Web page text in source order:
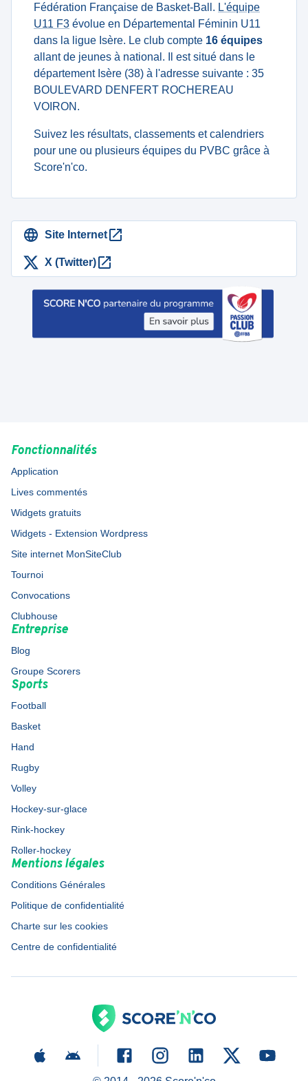
Fédération Française de Basket-Ball. L'équipe
U11 F3 évolue en Départemental Féminin U11
dans la ligue Isère. Le club compte 16 équipes
allant de jeunes à national. Il est situé dans le
département Isère (38) à l'adresse suivante : 35
BOULEVARD DENFERT ROCHEREAU
VOIRON.
Suivez les résultats, classements et calendriers
pour une ou plusieurs équipes du PVBC grâce à
Score'n'co.
Site Internet
X (Twitter)
Fonctionnalités
Application
Lives commentés
Widgets gratuits
Widgets - Extension Wordpress
Site internet MonSiteClub
Tournoi
Convocations
Clubhouse
Entreprise
Blog
Groupe Scorers
Sports
Football
Basket
Hand
Rugby
Volley
Hockey-sur-glace
Rink-hockey
Roller-hockey
Mentions légales
Conditions Générales
Politique de confidentialité
Charte sur les cookies
Centre de confidentialité